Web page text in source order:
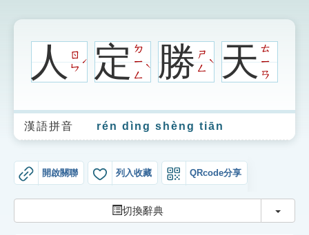
生字詞彙表
成語故事
索引選單
示
示
圖
人ㄖ
ㄣ
ˊ 定ㄉ
ㄧ
ㄥ
ˋ 勝ㄕ
ㄥ
ˋ 天ㄊ
ㄧ
ㄢ
漢語拼音 rén dìng shèng tiān
開啟關聯 列入收藏 QRcode分享
切換辭典 切換